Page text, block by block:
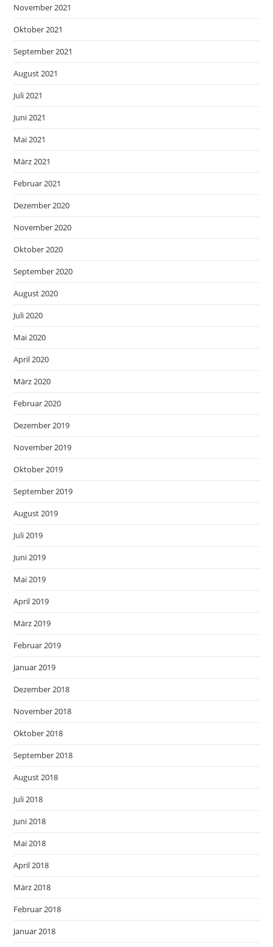
November 2021
Oktober 2021
September 2021
August 2021
Juli 2021
Juni 2021
Mai 2021
März 2021
Februar 2021
Dezember 2020
November 2020
Oktober 2020
September 2020
August 2020
Juli 2020
Mai 2020
April 2020
März 2020
Februar 2020
Dezember 2019
November 2019
Oktober 2019
September 2019
August 2019
Juli 2019
Juni 2019
Mai 2019
April 2019
März 2019
Februar 2019
Januar 2019
Dezember 2018
November 2018
Oktober 2018
September 2018
August 2018
Juli 2018
Juni 2018
Mai 2018
April 2018
März 2018
Februar 2018
Januar 2018